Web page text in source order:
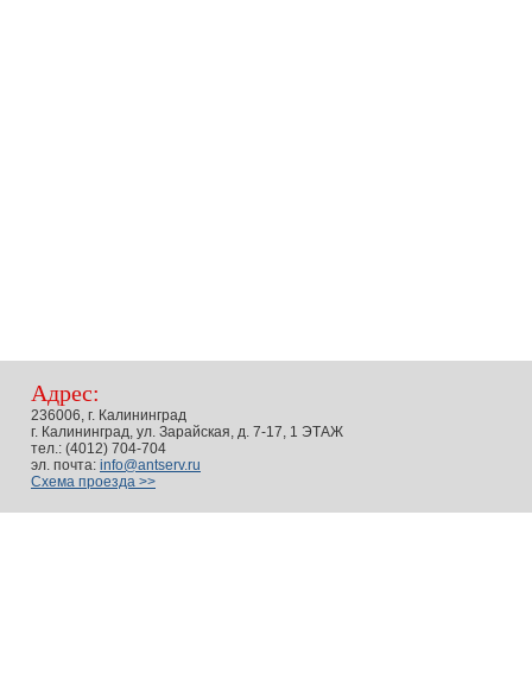
Адрес:
236006, г. Калининград
г. Калининград, ул. Зарайская, д. 7-17, 1 ЭТАЖ
тел.: (4012) 704-704
эл. почта: info@antserv.ru
Схема проезда >>